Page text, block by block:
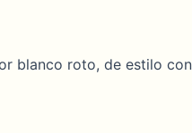
blanco roto, de estilo